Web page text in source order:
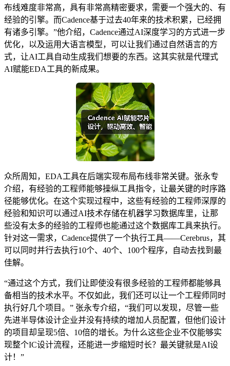
布线难度非常高，具有非常高精密要求，需要一个强大的、有
经验的引擎。而Cadence基于过去40年来的技术积累，已经拥
有诸多引擎。”他介绍，Cadence通过AI深度学习的方式进一步
优化，以及运用大语言模型，可以让我们通过自然语言的方
式，让AI工具自动生成我们想要的东西。这其实就是代理式
AI赋能EDA工具的新成果。
众所周知，EDA工具在后端实现布局布线非常关键。张永专
介绍，有经验的工程师能够操纵工具指令，让最关键的时序路
径能够优化。在这个实现过程中，这些有经验的工程师深厚的
经验和知识可以通过AI技术存储在机器学习数据库里，让那
些没有太多的经验的工程师也能通过这个数据库工具来执行。
针对这一需求，Cadence提供了一个执行工具——Cerebrus，其
可以同时并行去执行10个、40个、100个程序，自动去找到最
佳解。
“通过这个方式，我们让即使没有很多经验的工程师都能够具
备相当的技术水平。不仅如此，我们还可以让一个工程师同时
执行好几个项目。” 张永专介绍，“我们可以发现，尽管一些
先进半导体设计企业并没有持续的增加人员配置，但他们设计
的项目却呈现5倍、10倍的增长。为什么这些企业不仅能够实
现整个IC设计流程，还能进一步缩短时长？最关键就是AI设
计！”